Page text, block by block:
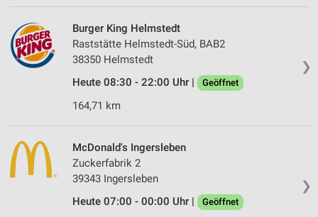
❯
Burger King Helmstedt
Raststätte Helmstedt-Süd, BAB2
38350 Helmstedt
Heute 08:30 - 22:00 Uhr |
Geöffnet
164,71 km
❯
McDonald's Ingersleben
Zuckerfabrik 2
39343 Ingersleben
Heute 07:00 - 00:00 Uhr |
Geöffnet